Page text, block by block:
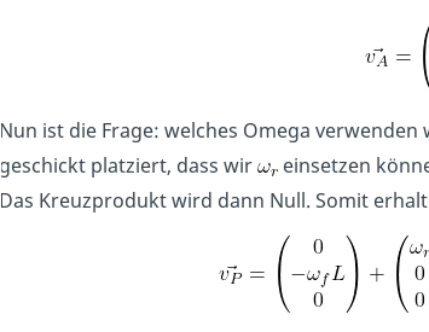
Nun ist die Frage: welches Omega
geschickt platziert, dass wir
einsetzen
Das Kreuzprodukt wird dann Null. Somit